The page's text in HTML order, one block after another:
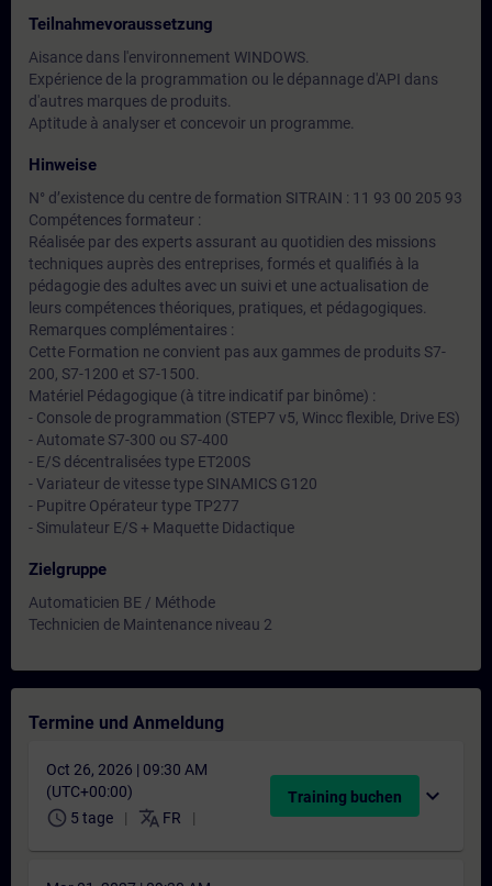
Teilnahmevoraussetzung
Aisance dans l'environnement WINDOWS.
Expérience de la programmation ou le dépannage d'API dans
d'autres marques de produits.
Aptitude à analyser et concevoir un programme.
Hinweise
N° d’existence du centre de formation SITRAIN : 11 93 00 205 93
Compétences formateur :
Réalisée par des experts assurant au quotidien des missions
techniques auprès des entreprises, formés et qualifiés à la
pédagogie des adultes avec un suivi et une actualisation de
leurs compétences théoriques, pratiques, et pédagogiques.
Remarques complémentaires :
Cette Formation ne convient pas aux gammes de produits S7-
200, S7-1200 et S7-1500.
Matériel Pédagogique (à titre indicatif par binôme) :
- Console de programmation (STEP7 v5, Wincc flexible, Drive ES)
- Automate S7-300 ou S7-400
- E/S décentralisées type ET200S
- Variateur de vitesse type SINAMICS G120
- Pupitre Opérateur type TP277
- Simulateur E/S + Maquette Didactique
Zielgruppe
Automaticien BE / Méthode
Technicien de Maintenance niveau 2
Termine und Anmeldung
Oct 26, 2026 | 09:30 AM
(UTC+00:00)
schedule 5 tage translate FR
Training buchen expand_more